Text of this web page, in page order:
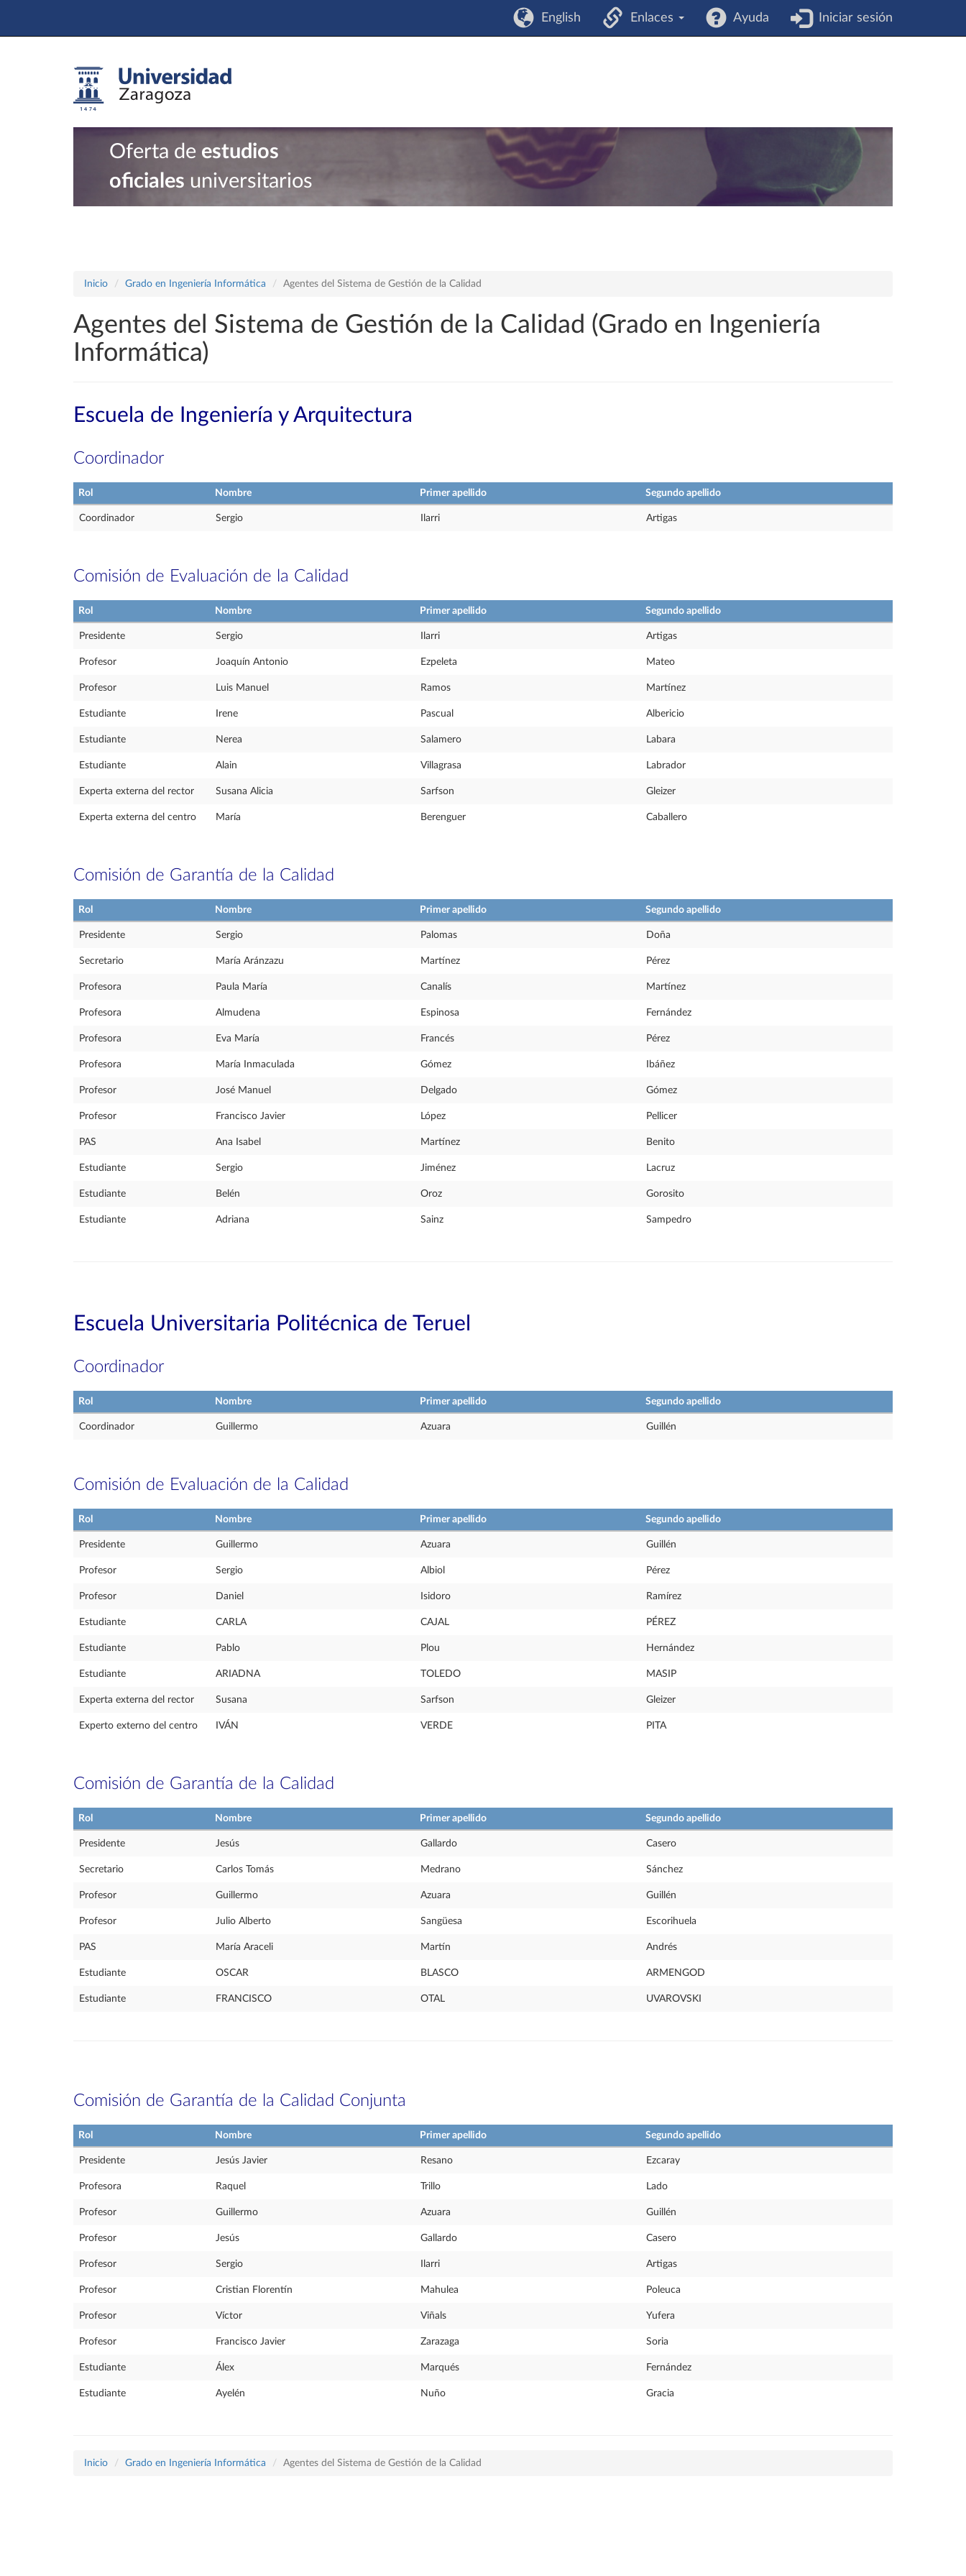
English Enlaces Ayuda Iniciar sesión
Oferta de estudios
oficiales universitarios
Inicio Grado en Ingeniería Informática Agentes del Sistema de Gestión de la Calidad
Agentes del Sistema de Gestión de la Calidad (Grado en Ingeniería
Informática)
Escuela de Ingeniería y Arquitectura
Coordinador
Rol Nombre Primer apellido Segundo apellido
Coordinador Sergio Ilarri Artigas
Comisión de Evaluación de la Calidad
Rol Nombre Primer apellido Segundo apellido
Presidente Sergio Ilarri Artigas
Profesor Joaquín Antonio Ezpeleta Mateo
Profesor Luis Manuel Ramos Martínez
Estudiante Irene Pascual Albericio
Estudiante Nerea Salamero Labara
Estudiante Alain Villagrasa Labrador
Experta externa del rector Susana Alicia Sarfson Gleizer
Experta externa del centro María Berenguer Caballero
Comisión de Garantía de la Calidad
Rol Nombre Primer apellido Segundo apellido
Presidente Sergio Palomas Doña
Secretario María Aránzazu Martínez Pérez
Profesora Paula María Canalís Martínez
Profesora Almudena Espinosa Fernández
Profesora Eva María Francés Pérez
Profesora María Inmaculada Gómez Ibáñez
Profesor José Manuel Delgado Gómez
Profesor Francisco Javier López Pellicer
PAS Ana Isabel Martínez Benito
Estudiante Sergio Jiménez Lacruz
Estudiante Belén Oroz Gorosito
Estudiante Adriana Sainz Sampedro
Escuela Universitaria Politécnica de Teruel
Coordinador
Rol Nombre Primer apellido Segundo apellido
Coordinador Guillermo Azuara Guillén
Comisión de Evaluación de la Calidad
Rol Nombre Primer apellido Segundo apellido
Presidente Guillermo Azuara Guillén
Profesor Sergio Albiol Pérez
Profesor Daniel Isidoro Ramírez
Estudiante CARLA CAJAL PÉREZ
Estudiante Pablo Plou Hernández
Estudiante ARIADNA TOLEDO MASIP
Experta externa del rector Susana Sarfson Gleizer
Experto externo del centro IVÁN VERDE PITA
Comisión de Garantía de la Calidad
Rol Nombre Primer apellido Segundo apellido
Presidente Jesús Gallardo Casero
Secretario Carlos Tomás Medrano Sánchez
Profesor Guillermo Azuara Guillén
Profesor Julio Alberto Sangüesa Escorihuela
PAS María Araceli Martín Andrés
Estudiante OSCAR BLASCO ARMENGOD
Estudiante FRANCISCO OTAL UVAROVSKI
Comisión de Garantía de la Calidad Conjunta
Rol Nombre Primer apellido Segundo apellido
Presidente Jesús Javier Resano Ezcaray
Profesora Raquel Trillo Lado
Profesor Guillermo Azuara Guillén
Profesor Jesús Gallardo Casero
Profesor Sergio Ilarri Artigas
Profesor Cristian Florentín Mahulea Poleuca
Profesor Víctor Viñals Yufera
Profesor Francisco Javier Zarazaga Soria
Estudiante Álex Marqués Fernández
Estudiante Ayelén Nuño Gracia
Inicio Grado en Ingeniería Informática Agentes del Sistema de Gestión de la Calidad